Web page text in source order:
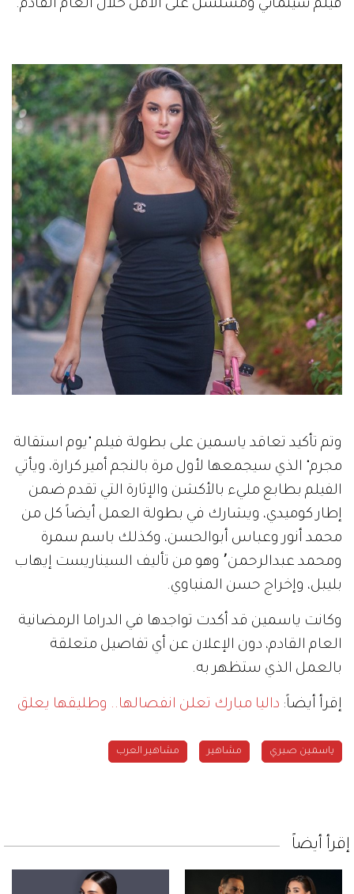
فيلم سينمائي ومسلسل على الأقل خلال العام القادم.
وتم تأكيد تعاقد ياسمين على بطولة فيلم "يوم استقالة
مجرم" الذي سيجمعها لأول مرة بالنجم أمير كرارة، ويأتي
الفيلم بطابع مليء بالأكشن والإثارة التي تقدم ضمن
إطار كوميدي، ويشارك في بطولة العمل أيضاً كل من
محمد أنور وعباس أبوالحسن، وكذلك باسم سمرة
ومحمد عبدالرحمن٬ وهو من تأليف السيناريست إيهاب
بليبل، وإخراج حسن المنباوي.
وكانت ياسمين قد أكدت تواجدها في الدراما الرمضانية
العام القادم، دون الإعلان عن أي تفاصيل متعلقة
بالعمل الذي ستظهر به.
إقرأ أيضاً: داليا مبارك تعلن انفصالها.. وطليقها يعلق
ياسمين صبري مشاهير مشاهير العرب
إقرأ أيضاً